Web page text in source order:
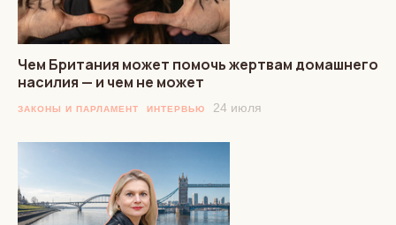
Чем Британия может помочь жертвам домашнего
насилия — и чем не может
ЗАКОНЫ И ПАРЛАМЕНТ ИНТЕРВЬЮ 24 июля